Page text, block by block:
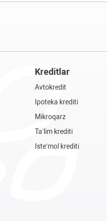
Kreditlar
Avtokredit
Ipoteka krediti
Mikroqarz
Ta’lim krediti
Iste’mol krediti